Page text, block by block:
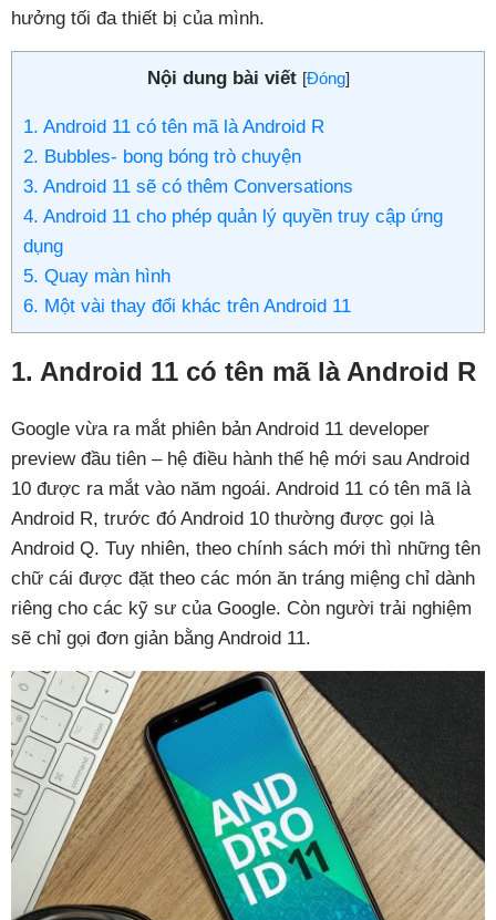
hưởng tối đa thiết bị của mình.
Nội dung bài viết [Đóng]
1. Android 11 có tên mã là Android R
2. Bubbles- bong bóng trò chuyện
3. Android 11 sẽ có thêm Conversations
4. Android 11 cho phép quản lý quyền truy cập ứng
dụng
5. Quay màn hình
6. Một vài thay đổi khác trên Android 11
1. Android 11 có tên mã là Android R
Google vừa ra mắt phiên bản Android 11 developer
preview đầu tiên – hệ điều hành thế hệ mới sau Android
10 được ra mắt vào năm ngoái. Android 11 có tên mã là
Android R, trước đó Android 10 thường được gọi là
Android Q. Tuy nhiên, theo chính sách mới thì những tên
chữ cái được đặt theo các món ăn tráng miệng chỉ dành
riêng cho các kỹ sư của Google. Còn người trải nghiệm
sẽ chỉ gọi đơn giản bằng Android 11.